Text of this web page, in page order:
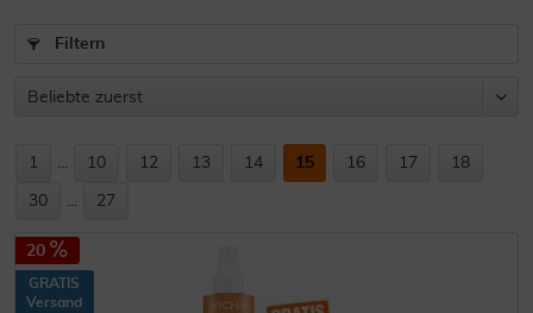
Filtern
1 ... 10 12 13 14 15 16 17 18
30 ... 27
20
GRATIS
Versand